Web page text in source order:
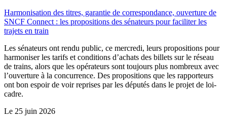
Harmonisation des titres, garantie de correspondance, ouverture de
SNCF Connect : les propositions des sénateurs pour faciliter les
trajets en train
Les sénateurs ont rendu public, ce mercredi, leurs propositions pour
harmoniser les tarifs et conditions d’achats des billets sur le réseau
de trains, alors que les opérateurs sont toujours plus nombreux avec
l’ouverture à la concurrence. Des propositions que les rapporteurs
ont bon espoir de voir reprises par les députés dans le projet de loi-
cadre.
Le 25 juin 2026